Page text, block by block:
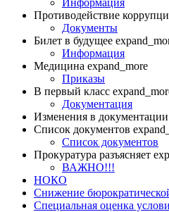
Информация
Противодействие
Документы
Билет в будущее
Информация
Медицина expand_more
Приказы
В первый класс
Документация
Изменения в документации
Список документов
Список документов
Прокуратура разъясняет
ВАЖНО!!!
НОКО
Снижение
Специальная оценка